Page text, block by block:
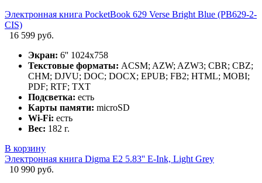
Электронная книга PocketBook 629 Verse Bright Blue (PB629-2-
CIS)
16 599 руб.
Экран: 6'' 1024x758
Текстовые форматы: ACSM; AZW; AZW3; CBR; CBZ;
CHM; DJVU; DOC; DOCX; EPUB; FB2; HTML; MOBI;
PDF; RTF; TXT
Подсветка: есть
Карты памяти: microSD
Wi-Fi: есть
Вес: 182 г.
В корзину
Электронная книга Digma E2 5.83'' E-Ink, Light Grey
10 990 руб.